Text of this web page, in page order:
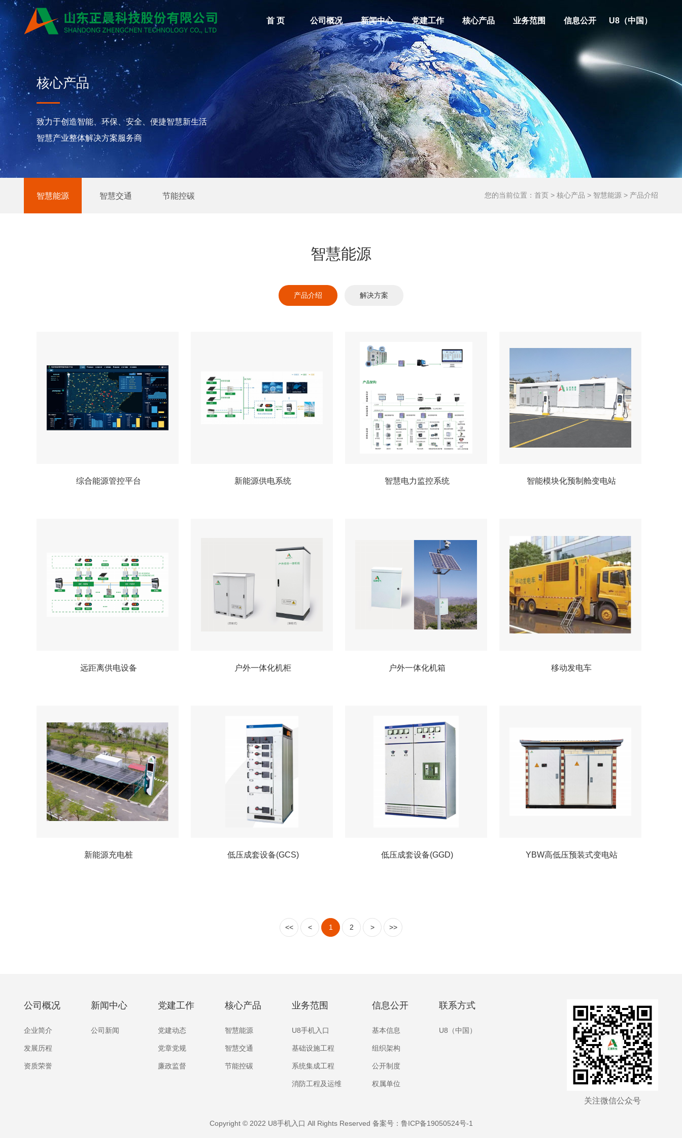
首 页 公司概况 新闻中心 党建工作 核心产品 业务范围 信息公开 U8（中国）
核心产品
致力于创造智能、环保、安全、便捷智慧新生活
智慧产业整体解决方案服务商
智慧能源 智慧交通 节能控碳 您的当前位置： 首页 > 核心产品 > 智慧能源 > 产品介绍
智慧能源
产品介绍 解决方案
综合能源管控平台 新能源供电系统 智慧电力监控系统 智能模块化预制舱变电站
远距离供电设备 户外一体化机柜 户外一体化机箱 移动发电车
新能源充电桩 低压成套设备(GCS) 低压成套设备(GGD) YBW高低压预装式变电站
<< < 1 2 > >>
公司概况
企业简介
发展历程
资质荣誉
新闻中心
公司新闻
党建工作
党建动态
党章党规
廉政监督
核心产品
智慧能源
智慧交通
节能控碳
业务范围
U8手机入口
基础设施工程
系统集成工程
消防工程及运维
信息公开
基本信息
组织架构
公开制度
权属单位
联系方式
U8（中国）
关注微信公众号
Copyright © 2022 U8手机入口 All Rights Reserved 备案号： 鲁ICP备19050524号-1